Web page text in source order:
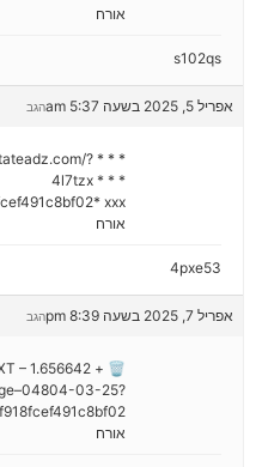
אורח
s102qs
אפריל 5, 2025 בשעה 5:37 am הגב
?
4l7tzx * * *
ххх*
אורח
4pxe53
אפריל 7, 2025 בשעה 8:39 pm הגב
–
03-25?
🗑
אורח